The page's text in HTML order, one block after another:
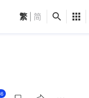
觀點 健康
繁 简